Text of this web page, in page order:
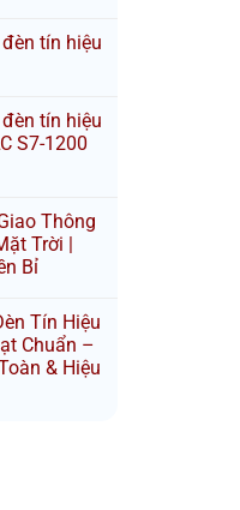
tín hiệu
tín hiệu
S7-1200
Thông
Trời |
Bỉ
Tín Hiệu
Chuẩn –
& Hiệu